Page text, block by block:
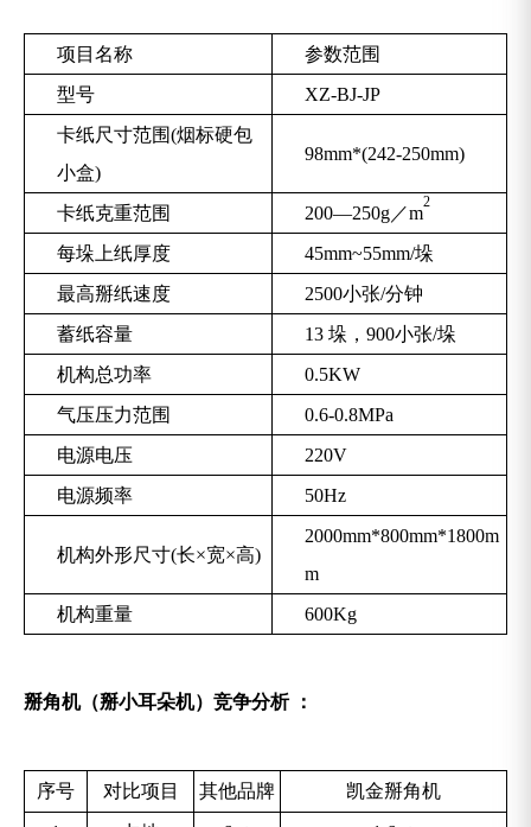
项目名称
参数范围
型号
XZ-BJ-JP
卡纸尺寸范围(烟标硬包
小盒)
98mm*(242-250mm)
卡纸克重范围 200—250g／m
2
每垛上纸厚度
45mm~55mm/垛
最高掰纸速度
2500小张/分钟
蓄纸容量
13 垛，900小张/垛
机构总功率
0.5KW
气压压力范围
0.6-0.8MPa
电源电压
220V
电源频率
50Hz
机构外形尺寸(长×宽×高)
2000mm*800mm*1800m
m
机构重量
600Kg
掰角机（掰小耳朵机）竞争分析 ：
序号 对比项目 其他品牌 凯金掰角机